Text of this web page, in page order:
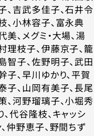
、吉武多佳子、石井令
、小林容子、富永典
美、メグミ・大場、湯
理枝子、伊藤京子、籠
智子、佐野明子、武田
子、早川ゆかり、平賀
子、山岡有美子、長尾
、河野瑠璃子、小堀秀
、代谷隆枝、キャッシ
、仲野恵子、野間ちず